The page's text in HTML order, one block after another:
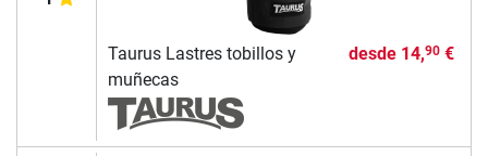
Taurus Lastres tobillos y
muñecas
desde 14,90€